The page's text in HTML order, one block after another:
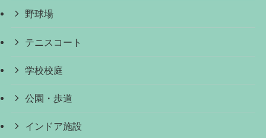
野球場
テニスコート
学校校庭
公園・歩道
インドア施設